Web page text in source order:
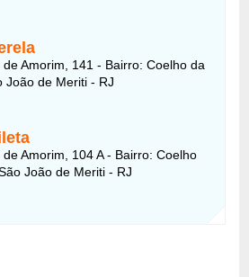
Amorim, 141 - Bairro: Coelho da
João de Meriti - RJ
Amorim, 104 A - Bairro: Coelho
João de Meriti - RJ